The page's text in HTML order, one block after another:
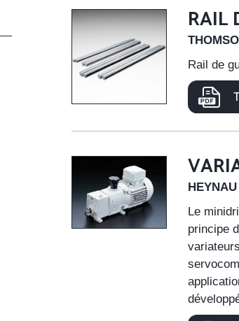
RAIL
Rail de
HEYNAU
Le
principe